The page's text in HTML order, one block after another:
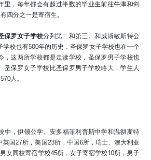
里，每年都会有超过半数的毕业生前往牛津和剑
四分之一是寄宿生。
保罗女子学校分列第二和第三。和威斯敏斯特公
学校也有500年的历史，圣保罗女子学校也在一个
，这两所学校都是走读学校，圣保罗男子学校也
圣保罗女子学校比圣保罗男子学校略大，学生人
570人。
中，伊顿公学、安多福菲利普斯中学和温彻斯特
英国27所，美国23所，中国6所，瑞士、澳大利亚
女同校寄宿学校45所，女子寄宿学校10所，男子